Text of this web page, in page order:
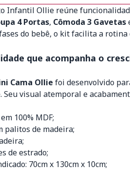
Infantil Ollie reúne
4 Portas, Cômoda 3 Gavetas
do bebê, o kit facilita a rotina
que acompanha o
Cama Ollie foi desenvolvido
Seu visual atemporal e
100% MDF;
palitos de madeira;
de estrado;
70cm x 130cm x 10cm;